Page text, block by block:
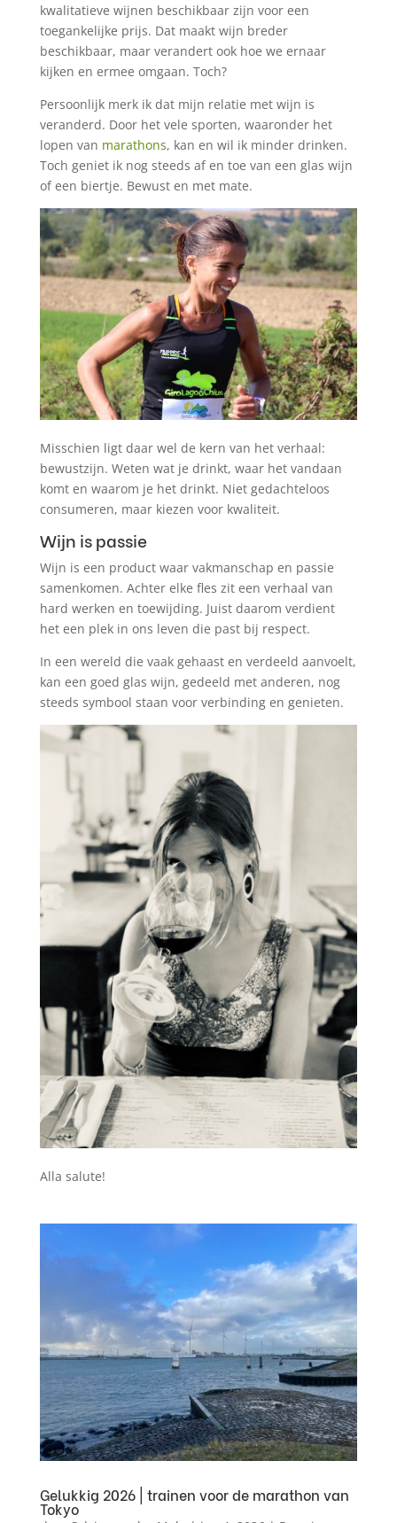
kwalitatieve wijnen beschikbaar zijn voor een
toegankelijke prijs. Dat maakt wijn breder
beschikbaar, maar verandert ook hoe we ernaar
kijken en ermee omgaan. Toch?
Persoonlijk merk ik dat mijn relatie met wijn is
veranderd. Door het vele sporten, waaronder het
lopen van marathons, kan en wil ik minder drinken.
Toch geniet ik nog steeds af en toe van een glas wijn
of een biertje. Bewust en met mate.
Misschien ligt daar wel de kern van het verhaal:
bewustzijn. Weten wat je drinkt, waar het vandaan
komt en waarom je het drinkt. Niet gedachteloos
consumeren, maar kiezen voor kwaliteit.
Wijn is passie
Wijn is een product waar vakmanschap en passie
samenkomen. Achter elke fles zit een verhaal van
hard werken en toewijding. Juist daarom verdient
het een plek in ons leven die past bij respect.
In een wereld die vaak gehaast en verdeeld aanvoelt,
kan een goed glas wijn, gedeeld met anderen, nog
steeds symbool staan voor verbinding en genieten.
Alla salute!
Gelukkig 2026 | trainen voor de marathon van
Tokyo